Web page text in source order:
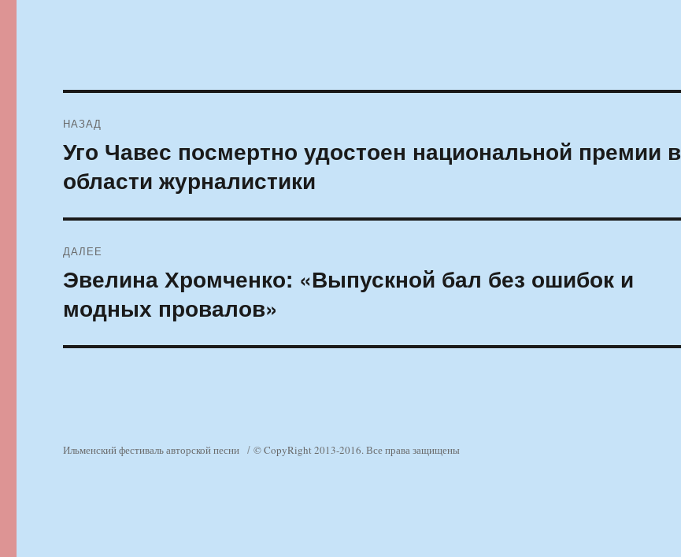
по
записям
НАЗАД
Предыдущая
запись:
Уго Чавес посмертно удостоен национальной премии в
области журналистики
ДАЛЕЕ
Следующая
Эвелина Хромченко: «Выпускной бал без ошибок и
модных провалов»
Ильменский фестиваль авторской песни © CopyRight 2013-2016. Все права защищены